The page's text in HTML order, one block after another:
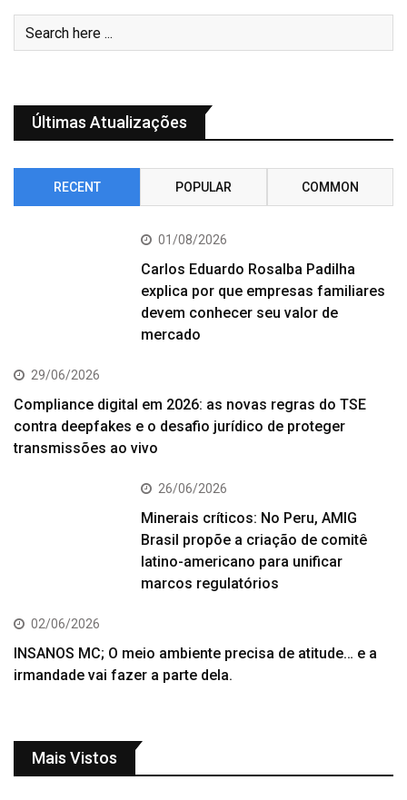
Últimas Atualizações
RECENT POPULAR COMMON
01/08/2026
Carlos Eduardo Rosalba Padilha
explica por que empresas familiares
devem conhecer seu valor de
mercado
29/06/2026
Compliance digital em 2026: as novas regras do TSE
contra deepfakes e o desafio jurídico de proteger
transmissões ao vivo
26/06/2026
Minerais críticos: No Peru, AMIG
Brasil propõe a criação de comitê
latino-americano para unificar
marcos regulatórios
02/06/2026
INSANOS MC; O meio ambiente precisa de atitude… e a
irmandade vai fazer a parte dela.
Mais Vistos